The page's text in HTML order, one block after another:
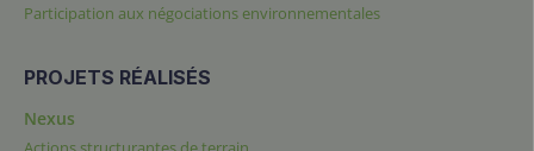
Participation aux négociations environnementales
PROJETS RÉALISÉS
Nexus